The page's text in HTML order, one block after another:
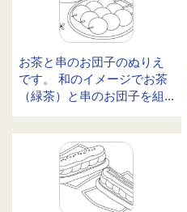
お茶と串のお団子のぬりえ
です。 和のイメージでお茶
（緑茶）と串のお団子を組...